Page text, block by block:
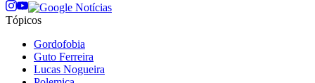
Tópicos
Gordofobia
Guto Ferreira
Lucas Nogueira